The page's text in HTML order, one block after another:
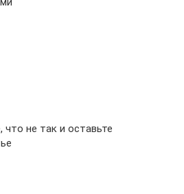
не так и оставьте